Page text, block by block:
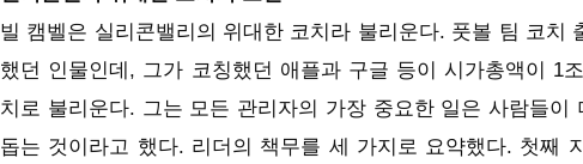
빌 캠벨은 실리콘밸리의 위대한 코치라 불리운다. 풋볼 팀 코치
했던 인물인데, 그가 코칭했던 애플과 구글 등이 시가총액이 1
치로 불리운다. 그는 모든 관리자의 가장 중요한 일은 사람들이
돕는 것이라고 했다. 리더의 책무를 세 가지로 요약했다. 첫째